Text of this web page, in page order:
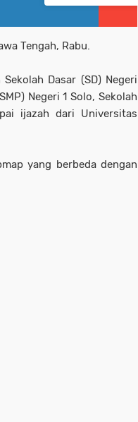
Tengah, Rabu.
Dasar (SD) Negeri
Negeri 1 Solo, Sekolah
ijazah dari Universitas
yang berbeda dengan